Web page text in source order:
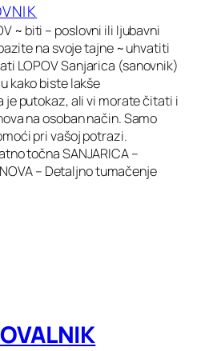
~ biti – poslovni ili ljubavni
na svoje tajne ~ uhvatiti
LOPOV Sanjarica (sanovnik)
kako biste lakše
je putokaz, ali vi morate čitati i
na osoban način. Samo
pri vašoj potrazi.
točna SANJARICA –
– Detaljno tumačenje